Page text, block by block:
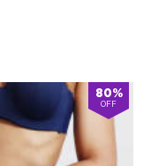
80%
OFF